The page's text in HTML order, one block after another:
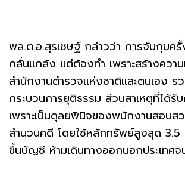
พล.ต.อ.สุรเชษฐ์ กล่าวว่า การจับกุมครั้
กลั่นแกล้ง แต่ต้องทำ เพราะสร้างความ
สำนักงานตำรวจแห่งชาติและตนเอง ร
กระบวนการยุติธรรม ส่วนสาเหตุที่ได้รั
เพราะเป็นดุลยพินิจของพนักงานสอบส
สำนวนคดี โดยใช้หลักทรัพย์สูงสุด 3.5
ขึ้นบัญชี ห้ามเดินทางออกนอกประเทศ